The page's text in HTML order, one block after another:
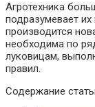
Агротехника
подразумевает
производится
необходима по
луковицам,
правил.
Содержание